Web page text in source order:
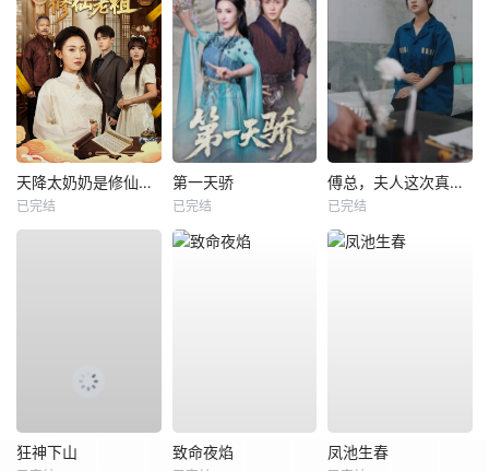
天降太奶奶是修仙老祖
已完结
第一天骄
已完结
傅总，夫人这次真的死了
已完结
狂神下山 致命夜焰 凤池生春